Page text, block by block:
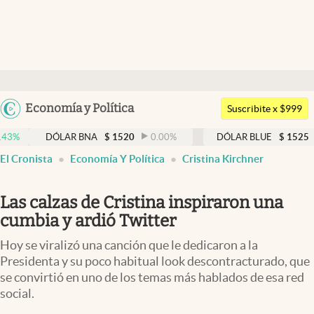
Argentina
Uruguay
Economía y Política
Members
Economía y Política
Finanzas y Mercados
Negocios
Columnistas
Otras secciones
Apertura
Suscribite x $999
BNA $ 1520 0.00% DÓLAR BLUE $ 1525 -0.33%
El Cronista Economía Y Política Cristina Kirchner
Las calzas de Cristina inspiraron una
cumbia y ardió Twitter
Hoy se viralizó una canción que le dedicaron a la
Presidenta y su poco habitual look descontracturado, que
se convirtió en uno de los temas más hablados de esa red
social.